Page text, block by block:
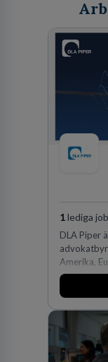
1lediga
DLA Piper
Amerika,
och
fler än
på DLA
effektiv